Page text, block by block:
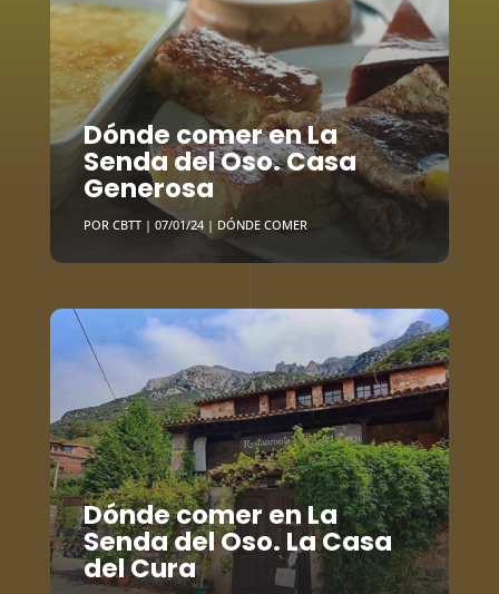
Dónde comer en La
Senda del Oso. Casa
Generosa
POR CBTT| 07/01/24| DÓNDE COMER
Dónde comer en La
Senda del Oso. La Casa
del Cura